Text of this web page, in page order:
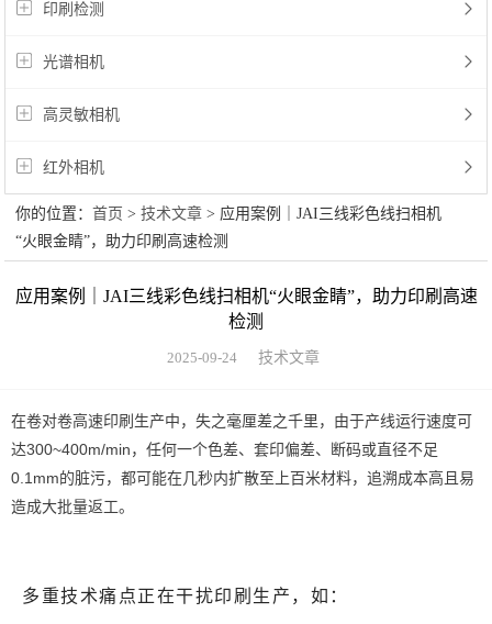
印刷检测
光谱相机
高灵敏相机
红外相机
你的位置：首页 >技术文章 > 应用案例｜JAI三线彩色线扫相机
“火眼金睛”，助力印刷高速检测
应用案例｜JAI三线彩色线扫相机“火眼金睛”，助力印刷高速
检测
2025-09-24 技术文章
在卷对卷高速印刷生产中，失之毫厘差之千里，由于产线运行速度可
达300~400m/min，任何一个色差、套印偏差、断码或直径不足
0.1mm的脏污，都可能在几秒内扩散至上百米材料，追溯成本高且易
造成大批量返工。
多重技术痛点正在干扰印刷生产，如：